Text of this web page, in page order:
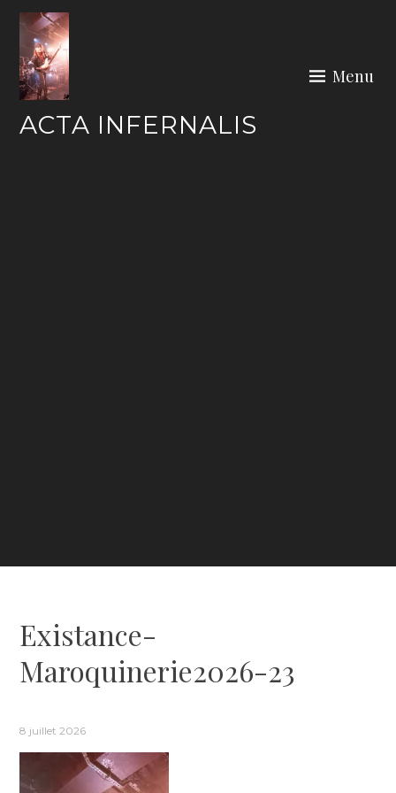
Skip
content
ACTA INFERNALIS
Menu
Existance-
Maroquinerie2026-23
8 juillet 2026